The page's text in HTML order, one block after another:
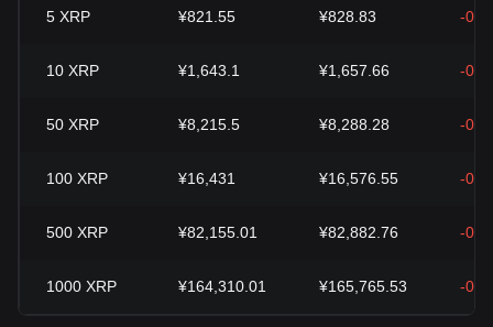
5 XRP ¥821.55 ¥828.83 -
10 XRP ¥1,643.1 ¥1,657.66 -
50 XRP ¥8,215.5 ¥8,288.28 -
100 XRP ¥16,431 ¥16,576.55 -
500 XRP ¥82,155.01 ¥82,882.76 -
1000 XRP ¥164,310.01 ¥165,765.53 -